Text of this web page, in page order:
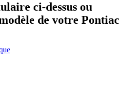
ci-dessus ou
de votre Pontiac